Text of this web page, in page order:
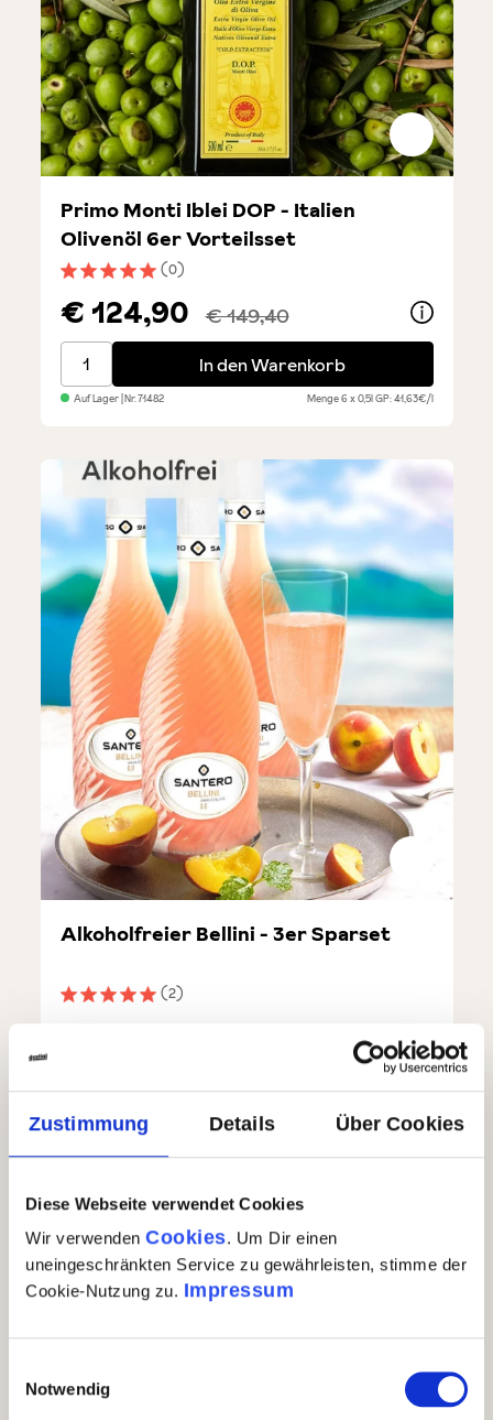
Zustimmung Details Über Cookies
Diese Webseite verwendet Cookies
Wir verwenden Cookies. Um Dir einen
uneingeschränkten Service zu gewährleisten, stimme der
Cookie-Nutzung zu. Impressum
Notwendig
Durchschnittliche Bewertung von 5 von 5 Sternen
(0)
Primo Monti Iblei DOP - Italien
Olivenöl 6er Vorteilsset
€ 124,90 € 149,40
Primo Monti Iblei DOP - Italien Olivenöl 6er
In den Warenkorb
Auf Lager| Nr.71482 Menge6 x 0,5lGP: 41,63€/l
Durchschnittliche Bewertung von 5 von 5 Sternen
(2)
Alkoholfreier Bellini - 3er Sparset
In den Warenkorb
Auf Lager| Nr.65134 Menge3 x 0,75lGP: 10,18€/l